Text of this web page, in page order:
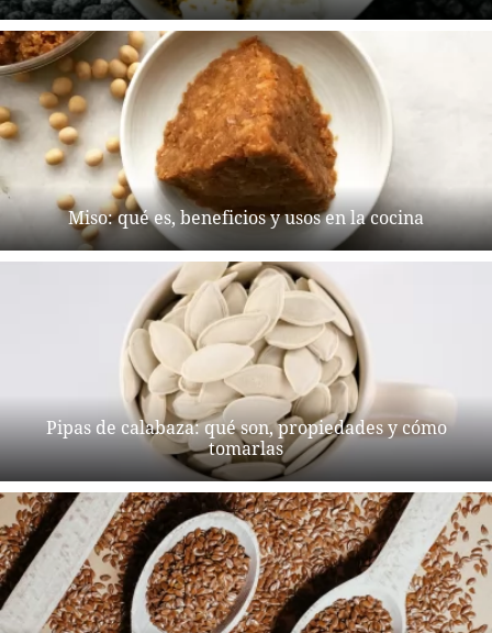
Miso: qué es, beneficios y usos en la cocina
Pipas de calabaza: qué son, propiedades y cómo
tomarlas